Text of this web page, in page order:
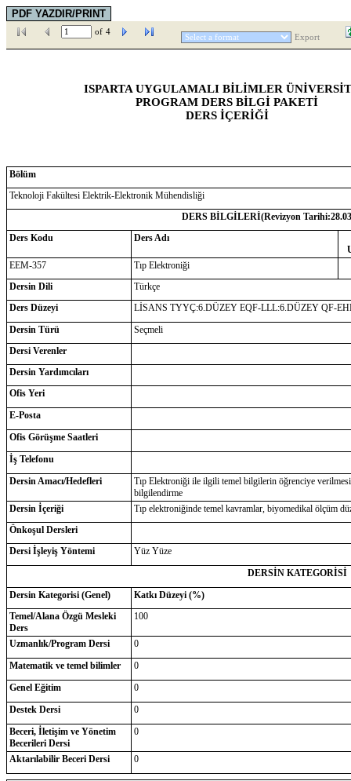
of 4
Export
ISPARTA UYGULAMALI BİLİMLER
PROGRAM DERS BİLGİ PAKETİ
DERS İÇERİĞİ
Bölüm
Teknoloji Fakültesi Elektrik-Elektronik Mühendisliği
DERS BİLGİLERİ(Revizyon Tarihi:
Ders Kodu
Ders Adı
EEM-357
Tıp Elektroniği
Dersin Dili
Türkçe
Ders Düzeyi
LİSANS TYYÇ:6.DÜZEY EQF-LLL:6.DÜZEY QF-
Dersin Türü
Seçmeli
Dersi Verenler
Dersin Yardımcıları
Ofis Yeri
E-Posta
Ofis Görüşme Saatleri
İş Telefonu
Dersin Amacı/Hedefleri
Tıp Elektroniği ile ilgili temel bilgilerin öğrenciye
bilgilendirme
Dersin İçeriği
Tıp elektroniğinde temel kavramlar, biyomedikal ölçüm
Önkoşul Dersleri
Dersi İşleyiş Yöntemi
Yüz Yüze
DERSİN KATEGORİSİ
Dersin Kategorisi (Genel)
Katkı Düzeyi (%)
Temel/Alana Özgü Mesleki
Ders
100
Uzmanlık/Program Dersi
0
Matematik ve temel bilimler
0
Genel Eğitim
0
Destek Dersi
0
Beceri, İletişim ve Yönetim
Becerileri Dersi
0
Aktarılabilir Beceri Dersi 0